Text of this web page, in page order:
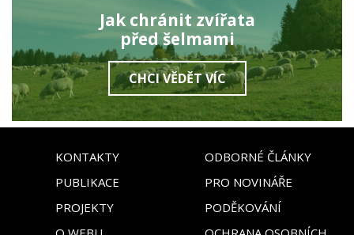
Jak chránit zvířata
před šelmami
CHCI VĚDĚT VÍC
KONTAKTY
ODBORNÉ ČLÁNKY
PUBLIKACE
PRO NOVINÁŘE
PROJEKTY
PODĚKOVÁNÍ